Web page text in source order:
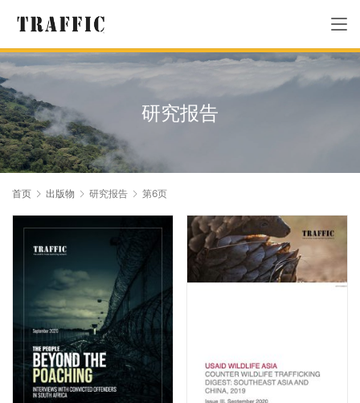
研究报告
首页 出版物 研究报告 第6页